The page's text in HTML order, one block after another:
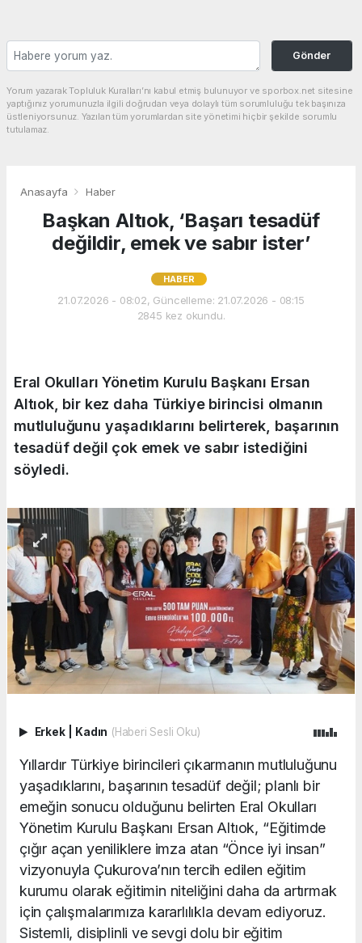
Gönder
Yorum yazarak Topluluk Kuralları’nı kabul etmiş bulunuyor ve sporbox.net sitesine
yaptığınız yorumunuzla ilgili doğrudan veya dolaylı tüm sorumluluğu tek başınıza
üstleniyorsunuz. Yazılan tüm yorumlardan site yönetimi hiçbir şekilde sorumlu
tutulamaz.
Anasayfa Haber
Başkan Altıok, ‘Başarı tesadüf
değildir, emek ve sabır ister’
HABER
21.07.2026 - 08:02, Güncelleme: 21.07.2026 - 08:15
2845 kez okundu.
Eral Okulları Yönetim Kurulu Başkanı Ersan
Altıok, bir kez daha Türkiye birincisi olmanın
mutluluğunu yaşadıklarını belirterek, başarının
tesadüf değil çok emek ve sabır istediğini
söyledi.
Erkek Kadın (Haberi Sesli Oku)
Yıllardır Türkiye birincileri çıkarmanın mutluluğunu
yaşadıklarını, başarının tesadüf değil; planlı bir
emeğin sonucu olduğunu belirten Eral Okulları
Yönetim Kurulu Başkanı Ersan Altıok, “Eğitimde
çığır açan yeniliklere imza atan “Önce iyi insan”
vizyonuyla Çukurova’nın tercih edilen eğitim
kurumu olarak eğitimin niteliğini daha da artırmak
için çalışmalarımıza kararlılıkla devam ediyoruz.
Sistemli, disiplinli ve sevgi dolu bir eğitim